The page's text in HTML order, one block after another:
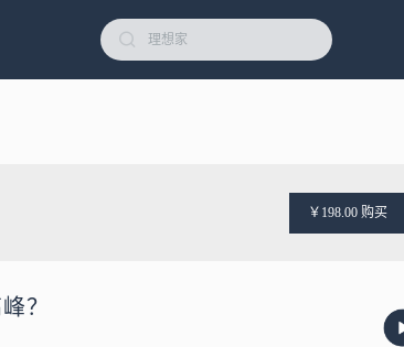
￥198.00 购买
？